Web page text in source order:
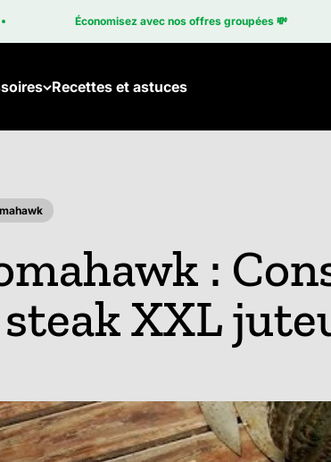
Économisez avec nos offres groupées 💸
Recettes et astuces
:
XXL